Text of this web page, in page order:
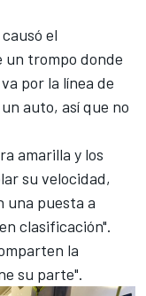
el
un trompo donde
por la línea de
auto, así que no
amarilla y los
su velocidad,
una puesta a
clasificación".
la
su parte".